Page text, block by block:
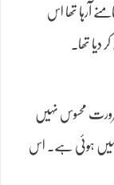
آرہا تھا اس
دیا تھا۔
محسوس نہیں
نہیں ہوئی ہے۔ اس